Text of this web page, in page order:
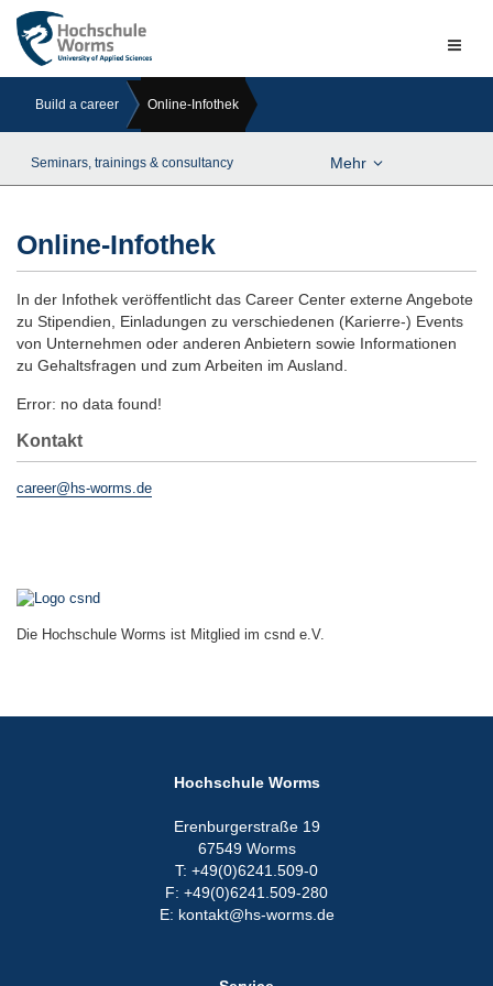
Build a career Online-Infothek
Seminars, trainings & consultancy Mehr
Online-Infothek
In der Infothek veröffentlicht das Career Center externe Angebote
zu Stipendien, Einladungen zu verschiedenen (Karierre-) Events
von Unternehmen oder anderen Anbietern sowie Informationen
zu Gehaltsfragen und zum Arbeiten im Ausland.
Error: no data found!
Kontakt
career@hs-worms.de
Die Hochschule Worms ist Mitglied im csnd e.V.
Hochschule Worms
Erenburgerstraße 19
67549 Worms
T: +49(0)6241.509-0
F: +49(0)6241.509-280
E: kontakt@hs-worms.de